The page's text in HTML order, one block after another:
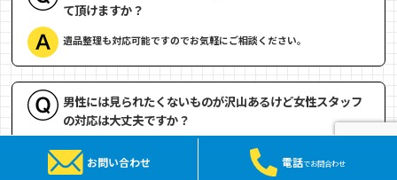
て頂けますか？
遺品整理も対応可能ですのでお気軽にご相談ください。
男性には見られたくないものが沢山あるけど女性スタッフ
の対応は大丈夫ですか？
男性スタッフのみとなります。
お問い合わせ 電話でお問合わせ